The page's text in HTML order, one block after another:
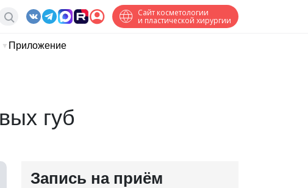
Сайт косметологии
и пластической хирургии
Приложение
губ
Запись на приём